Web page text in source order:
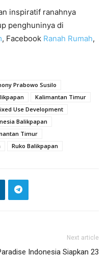
inspiratif ranahnya
penghuninya di
, Facebook Ranah Rumah,
Prabowo Susilo
Kalimantan Timur
Use Development
Balikpapan
Timur
Ruko Balikpapan
Next article
Indonesia Siapkan 23